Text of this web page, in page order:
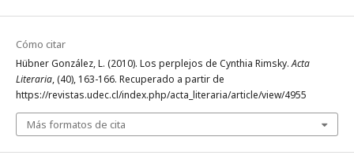
Cómo citar
Hübner González, L. (2010). Los perplejos de Cynthia Rimsky.Acta
Literaria, (40), 163-166. Recuperado a partir de
https://revistas.udec.cl/index.php/acta_literaria/article/view/4955
Más formatos de cita